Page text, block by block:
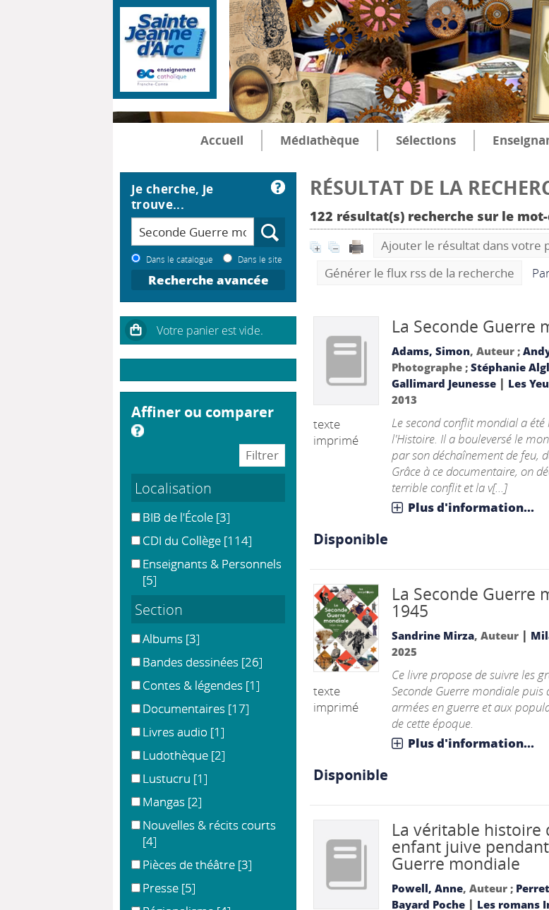
Accueil Médiathèque Sélections
RÉSULTAT DE LA
122 résultat(s) recherche sur le
Ajouter le résultat dans votre
Générer le flux rss de la recherche
texte
imprimé
La Seconde Guerre
Adams, Simon, Auteur ;
Photographe ; Stéphanie
Gallimard Jeunesse| Les
2013
Le second conflit mondial a
l'Histoire. Il a bouleversé le
par son déchaînement de feu,
Grâce à ce documentaire, on
terrible conflit et la v[...]
Plus d'information...
Disponible
texte
imprimé
La Seconde Guerre
1945
Sandrine Mirza, Auteur |
2025
Ce livre propose de suivre les
Seconde Guerre mondiale puis
armées en guerre et aux
de cette époque.
Plus d'information...
Disponible
La véritable histoire
enfant juive
Guerre mondiale
Powell, Anne, Auteur ;
Bayard Poche| Les romans
Je cherche, je
trouve...
Dans le catalogue Dans le site
Recherche avancée
affiner ou comparer
Localisation
BIB de l'École [3]
CDI du Collège [114]
Enseignants & Personnels
[5]
Section
Albums [3]
Bandes dessinées [26]
Contes & légendes [1]
Documentaires [17]
Livres audio [1]
Ludothèque [2]
Lustucru [1]
Mangas [2]
Nouvelles & récits courts
[4]
Pièces de théâtre [3]
Presse [5]